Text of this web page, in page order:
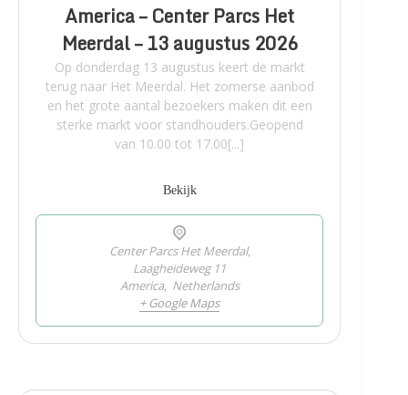
America – Center Parcs Het
Meerdal – 13 augustus 2026
Op donderdag 13 augustus keert de markt
terug naar Het Meerdal. Het zomerse aanbod
en het grote aantal bezoekers maken dit een
sterke markt voor standhouders.Geopend
van 10.00 tot 17.00[...]
Bekijk
Center Parcs Het Meerdal,
Laagheideweg 11
America, Netherlands
+ Google Maps